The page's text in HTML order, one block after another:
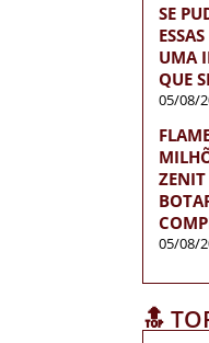
SE
UMA
QUE
05/08/
05/08/
🔝